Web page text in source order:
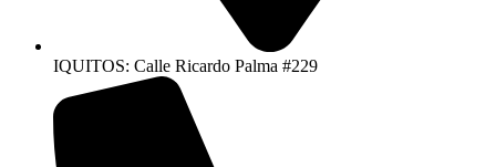
IQUITOS: Calle Ricardo Palma #229